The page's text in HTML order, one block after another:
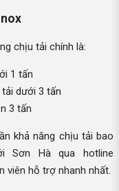
chịu tải chính là:
1 tấn
dưới 3 tấn
3 tấn
khả năng chịu tải bao
Sơn Hà qua hotline
viên hỗ trợ nhanh nhất.